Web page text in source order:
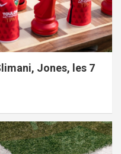
Jones, les 7